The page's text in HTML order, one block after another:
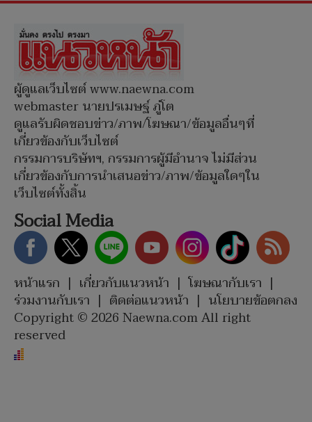
ผู้ดูแลเว็บไซต์ www.naewna.com
webmaster นายปรเมษฐ์ ภู่โต
ดูแลรับผิดชอบข่าว/ภาพ/โฆษณา/ข้อมูลอื่นๆที่
เกี่ยวข้องกับเว็บไซต์
กรรมการบริษัทฯ, กรรมการผู้มีอำนาจ ไม่มีส่วน
เกี่ยวข้องกับการนำเสนอข่าว/ภาพ/ข้อมูลใดๆใน
เว็บไซต์ทั้งสิ้น
Social Media
หน้าแรก | เกี่ยวกับแนวหน้า | โฆษณากับเรา |
ร่วมงานกับเรา | ติดต่อแนวหน้า | นโยบายข้อตกลง
Copyright © 2026 Naewna.com All right
reserved